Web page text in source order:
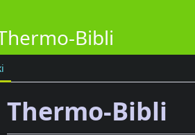
Bibli
Thermo-Bibli